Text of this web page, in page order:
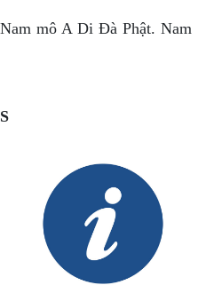
mô A Di Đà Phật. Nam